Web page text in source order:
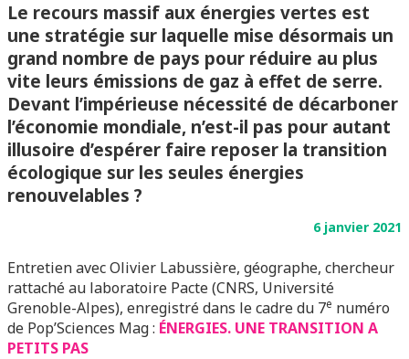
Le recours massif aux énergies vertes est
une stratégie sur laquelle mise désormais un
grand nombre de pays pour réduire au plus
vite leurs émissions de gaz à effet de serre.
Devant l’impérieuse nécessité de décarboner
l’économie mondiale, n’est-il pas pour autant
illusoire d’espérer faire reposer la transition
écologique sur les seules énergies
renouvelables ?
6 janvier 2021
Entretien avec Olivier Labussière, géographe, chercheur
rattaché au laboratoire Pacte (CNRS, Université
Grenoble-Alpes), enregistré dans le cadre du 7e numéro
de Pop’Sciences Mag : ÉNERGIES. UNE TRANSITION A
PETITS PAS